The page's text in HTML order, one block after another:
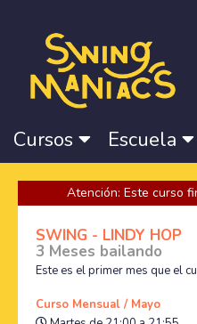
Cursos Escuela
Atención: Este curso
SWING - LINDY HOP
3 Meses bailando
Este es el primer mes que el
Curso Mensual / Mayo